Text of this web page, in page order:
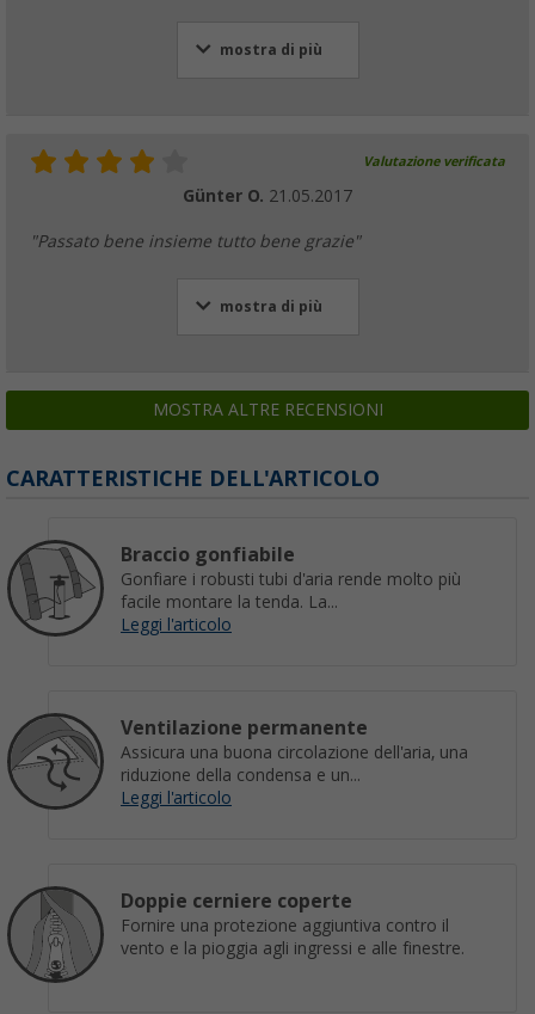
mostra di più
Valutazione verificata
Günter O. 21.05.2017
"Passato bene insieme tutto bene grazie"
mostra di più
MOSTRA ALTRE RECENSIONI
CARATTERISTICHE DELL'ARTICOLO
Braccio gonfiabile
Gonfiare i robusti tubi d'aria rende molto più
facile montare la tenda. La...
Leggi l'articolo
Ventilazione permanente
Assicura una buona circolazione dell'aria, una
riduzione della condensa e un...
Leggi l'articolo
Doppie cerniere coperte
Fornire una protezione aggiuntiva contro il
vento e la pioggia agli ingressi e alle finestre.